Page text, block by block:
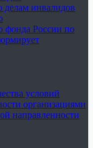
инвалидов
фонда России по
условий
организациями
направленности